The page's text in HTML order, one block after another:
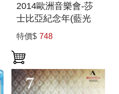
2014歐洲音樂會-莎
士比亞紀念年(藍光
BD)
EUROPAKONZERT
2014 FROM BERLIN
特價$ 748